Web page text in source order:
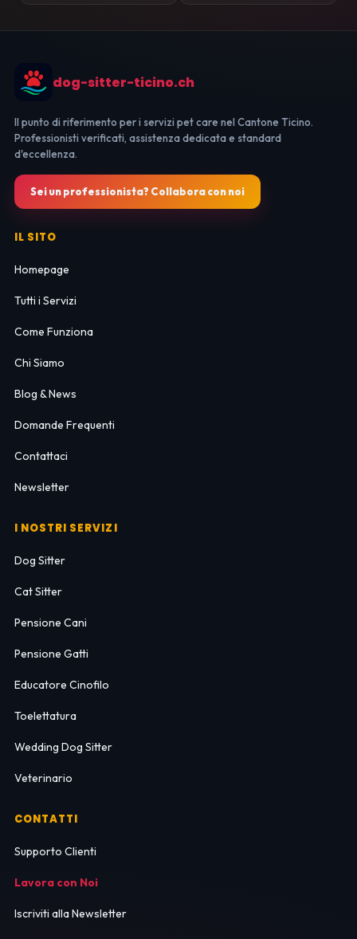
dog-sitter-ticino.ch
Il punto di riferimento per i servizi pet care nel Cantone Ticino.
Professionisti verificati, assistenza dedicata e standard
d'eccellenza.
Sei un professionista? Collabora con noi
IL SITO
Homepage
Tutti i Servizi
Come Funziona
Chi Siamo
Blog & News
Domande Frequenti
Contattaci
Newsletter
I NOSTRI SERVIZI
Dog Sitter
Cat Sitter
Pensione Cani
Pensione Gatti
Educatore Cinofilo
Toelettatura
Wedding Dog Sitter
Veterinario
CONTATTI
Supporto Clienti
Lavora con Noi
Iscriviti alla Newsletter